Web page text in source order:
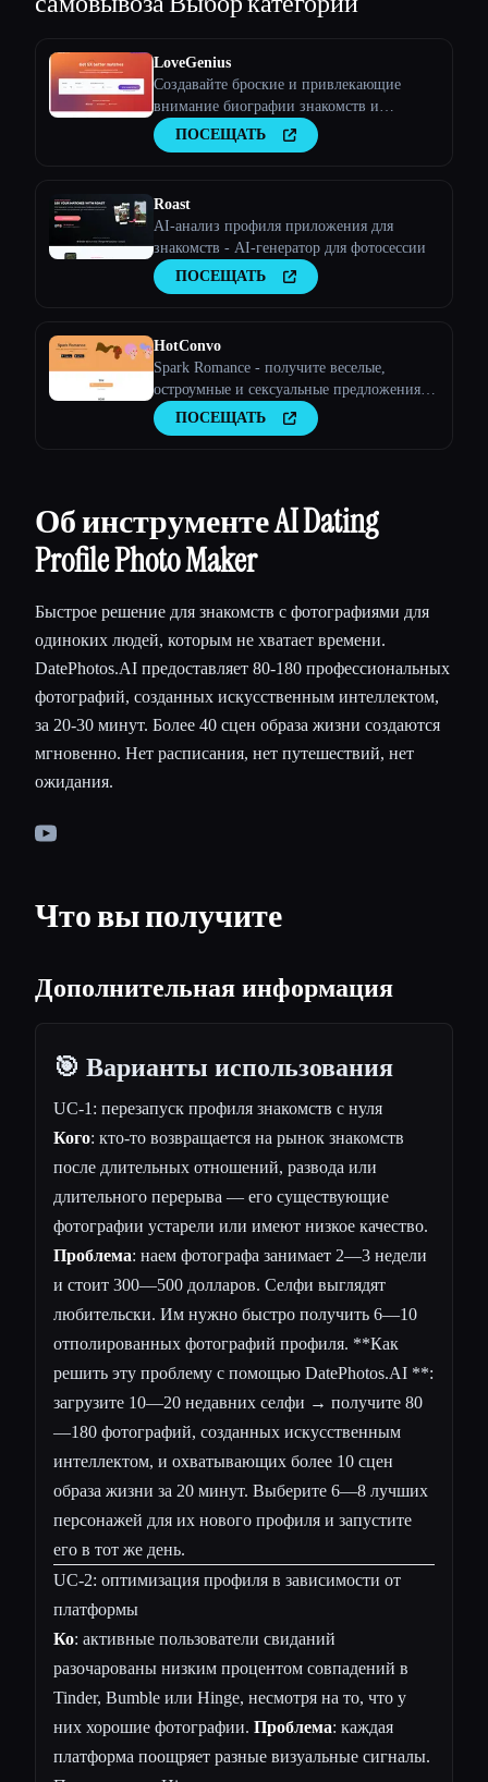
LoveGenius
Создавайте броские и привлекающие
внимание биографии знакомств и
находите лучшие совпадения в Tinder,
Bumble и других сервисах!
ПОСЕЩАТЬ
Roast
AI-анализ профиля приложения для
знакомств - AI-генератор для фотосессии
ПОСЕЩАТЬ
HotConvo
Spark Romance - получите веселые,
остроумные и сексуальные предложения в
чате для ваших онлайн-знакомств.
ПОСЕЩАТЬ
Об инструменте AI Dating
Profile Photo Maker
Быстрое решение для знакомств с фотографиями для
одиноких людей, которым не хватает времени.
DatePhotos.AI предоставляет 80-180 профессиональных
фотографий, созданных искусственным интеллектом,
за 20-30 минут. Более 40 сцен образа жизни создаются
мгновенно. Нет расписания, нет путешествий, нет
ожидания.
Что вы получите
Дополнительная информация
🎯 Варианты использования
UC-1: перезапуск профиля знакомств с нуля
Кого: кто-то возвращается на рынок знакомств
после длительных отношений, развода или
длительного перерыва — его существующие
фотографии устарели или имеют низкое качество.
Проблема: наем фотографа занимает 2—3 недели
и стоит 300—500 долларов. Селфи выглядят
любительски. Им нужно быстро получить 6—10
отполированных фотографий профиля. **Как
решить эту проблему с помощью DatePhotos.AI **:
загрузите 10—20 недавних селфи → получите 80
—180 фотографий, созданных искусственным
интеллектом, и охватывающих более 10 сцен
образа жизни за 20 минут. Выберите 6—8 лучших
персонажей для их нового профиля и запустите
его в тот же день.
UC-2: оптимизация профиля в зависимости от
платформы
Ко: активные пользователи свиданий
разочарованы низким процентом совпадений в
Tinder, Bumble или Hinge, несмотря на то, что у
них хорошие фотографии. Проблема: каждая
платформа поощряет разные визуальные сигналы.